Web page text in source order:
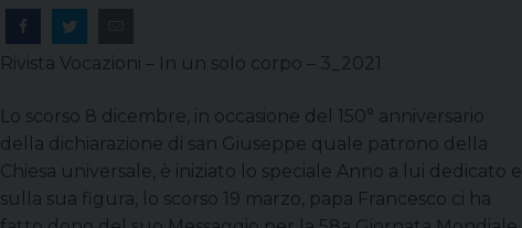
Rivista Vocazioni – In un solo corpo – 3_2021
Lo scorso 8 dicembre, in occasione del 150° anniversario
della dichiarazione di san Giuseppe quale patrono della
Chiesa universale, è iniziato lo speciale Anno a lui dedicato e
sulla sua figura, lo scorso 19 marzo, papa Francesco ci ha